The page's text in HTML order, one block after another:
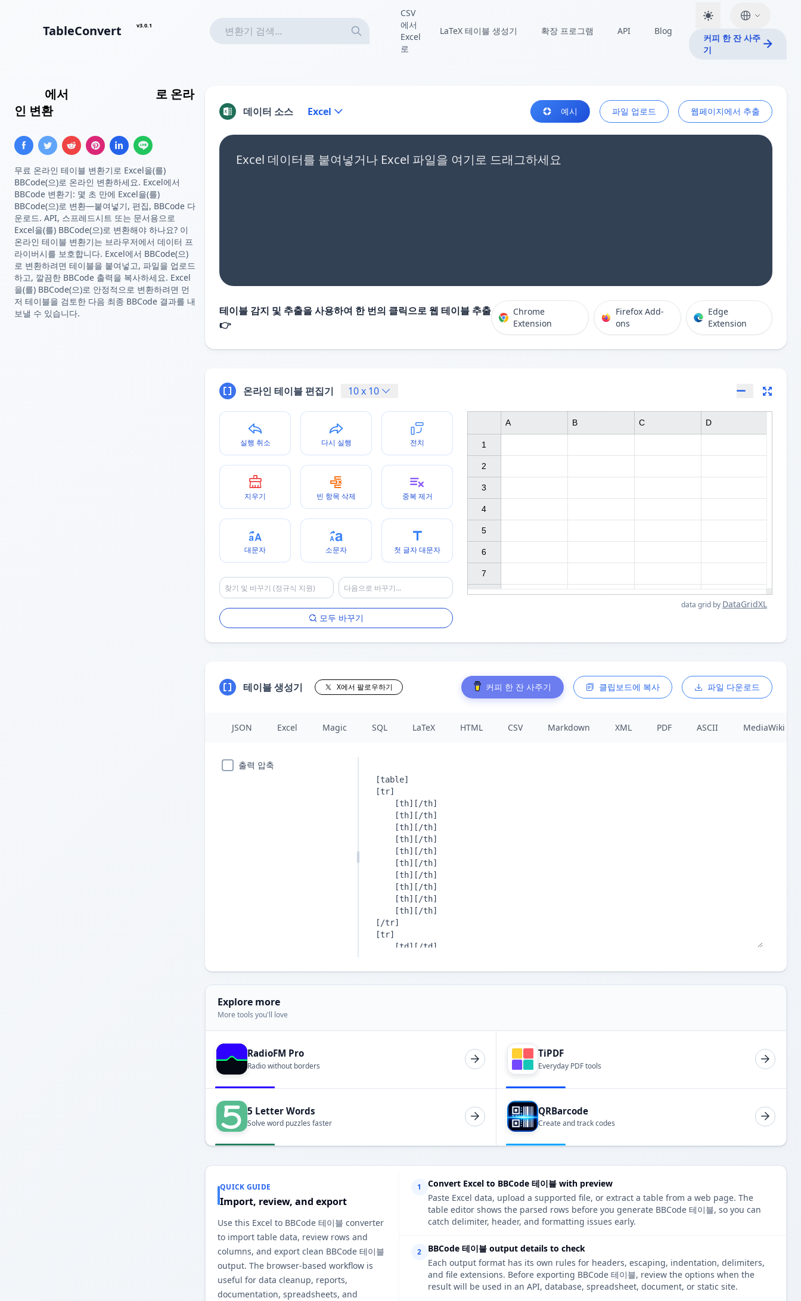
TableConvert v3.0.1
CSV
에서
Excel
로
LaTeX 테이블 생성기 확장 프로그램 API Blog
커피 한 잔 사주
기
에서
로 온라
인 변환
무료 온라인 테이블 변환기로 Excel을(를)
BBCode(으)로 온라인 변환하세요. Excel에서
BBCode 변환기: 몇 초 만에 Excel을(를)
BBCode(으)로 변환—붙여넣기, 편집, BBCode 다
운로드. API, 스프레드시트 또는 문서용으로
Excel을(를) BBCode(으)로 변환해야 하나요? 이
온라인 테이블 변환기는 브라우저에서 데이터 프
라이버시를 보호합니다. Excel에서 BBCode(으)
로 변환하려면 테이블을 붙여넣고, 파일을 업로드
하고, 깔끔한 BBCode 출력을 복사하세요. Excel
을(를) BBCode(으)로 안정적으로 변환하려면 먼
저 테이블을 검토한 다음 최종 BBCode 결과를 내
보낼 수 있습니다.
데이터 소스 Excel 예시 파일 업로드 웹페이지에서 추출
Excel 데이터를 붙여넣거나 Excel 파일을 여기로 드래그하세요
테이블 감지 및 추출을 사용하여 한 번의 클릭으로 웹 테이블 추출
👉
Chrome
Extension
Firefox Add-
ons
Edge
Extension
온라인 테이블 편집기 10x 10
실행 취소 다시 실행 전치
지우기 빈 항목 삭제 중복 제거
대문자 소문자 첫 글자 대문자
모두 바꾸기
data grid by DataGridXL
1
2
3
4
5
6
7
A B C D
테이블 생성기 X에서 팔로우하기 커피 한 잔 사주기 클립보드에 복사 파일 다운로드
JSON Excel Magic SQL LaTeX HTML CSV Markdown XML PDF ASCII MediaWiki
출력 압축
Explore more
More tools you'll love
RadioFM Pro
Radio without borders
TiPDF
Everyday PDF tools
5 Letter Words
Solve word puzzles faster
QRBarcode
Create and track codes
QUICK GUIDE
Import, review, and export
Use this Excel to BBCode 테이블 converter
to import table data, review rows and
columns, and export clean BBCode 테이블
output. The browser-based workflow is
useful for data cleanup, reports,
documentation, spreadsheets, and
1
Convert Excel to BBCode 테이블 with preview
Paste Excel data, upload a supported file, or extract a table from a web page. The
table editor shows the parsed rows before you generate BBCode 테이블, so you can
catch delimiter, header, and formatting issues early.
2
BBCode 테이블 output details to check
Each output format has its own rules for headers, escaping, indentation, delimiters,
and file extensions. Before exporting BBCode 테이블, review the options when the
result will be used in an API, database, spreadsheet, document, or static site.